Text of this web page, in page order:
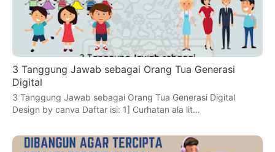
3 Tanggung Jawab sebagai Orang Tua Generasi
Digital
3 Tanggung Jawab sebagai Orang Tua Generasi Digital
Design by canva Daftar isi: 1] Curhatan ala lit…